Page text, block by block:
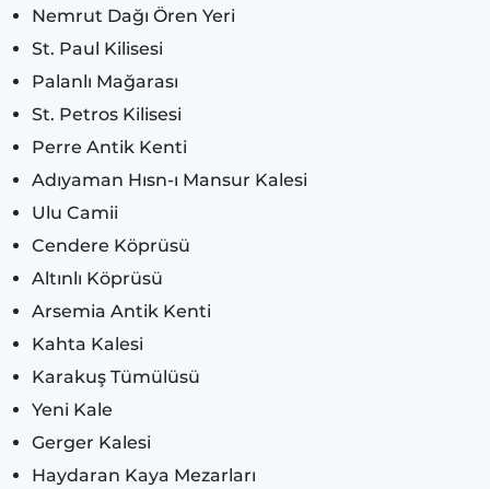
Nemrut Dağı Ören Yeri
St. Paul Kilisesi
Palanlı Mağarası
St. Petros Kilisesi
Perre Antik Kenti
Adıyaman Hısn-ı Mansur Kalesi
Ulu Camii
Cendere Köprüsü
Altınlı Köprüsü
Arsemia Antik Kenti
Kahta Kalesi
Karakuş Tümülüsü
Yeni Kale
Gerger Kalesi
Haydaran Kaya Mezarları